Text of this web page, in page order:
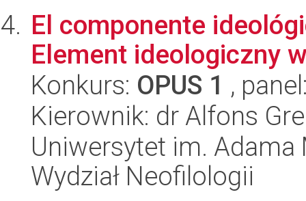
El componente
Element ideologiczny
Konkurs: OPUS 1 ,
Kierownik: dr Alfons
Uniwersytet im.
Wydział Neofilologii